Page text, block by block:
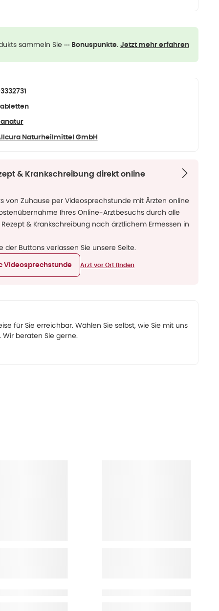
sammeln Sie ··· Bonuspunkte. Jetzt mehr erfahren
Naturheilmittel GmbH
& Krankschreibung direkt online
von Zuhause per Videosprechstunde mit Ärzten online
Ihres Online-Arztbesuchs durch alle
Rezept & Krankschreibung nach ärztlichem Ermessen in
der Buttons verlassen Sie unsere Seite.
Videosprechstunde Arzt vor Ort finden
für Sie erreichbar. Wählen Sie selbst, wie Sie mit uns
beraten Sie gerne.